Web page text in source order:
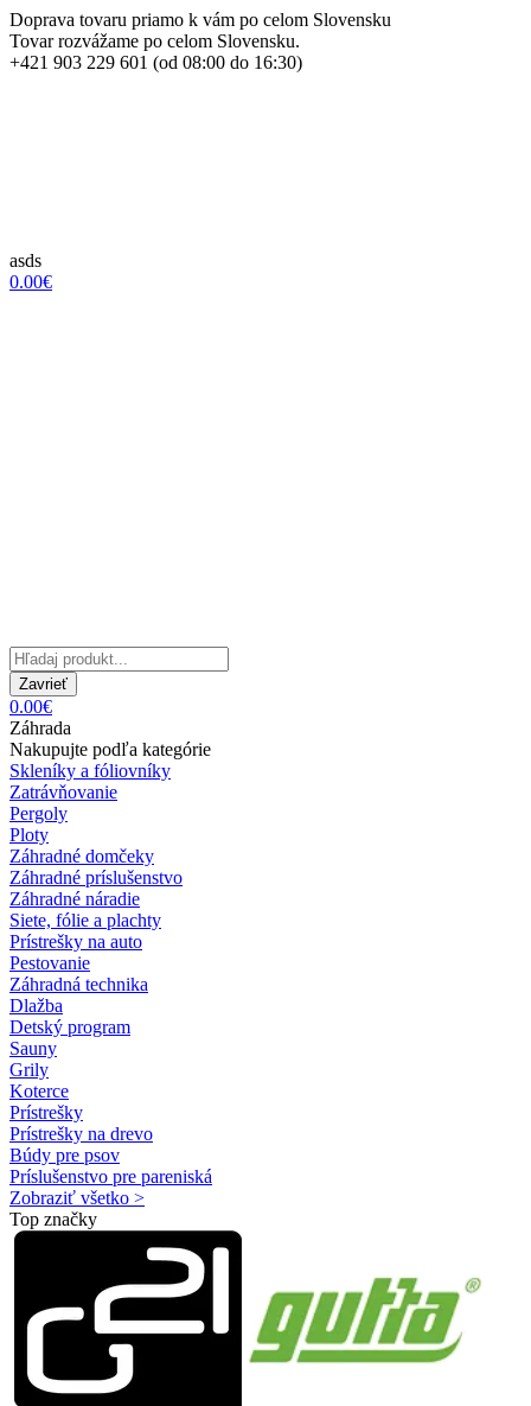
Doprava tovaru priamo k vám po celom Slovensku
Tovar rozvážame po celom Slovensku.
+421 903 229 601 (od 08:00 do 16:30)
asds
0.00€
Zavrieť
0.00€
Záhrada
Nakupujte podľa kategórie
Skleníky a fóliovníky
Zatrávňovanie
Pergoly
Ploty
Záhradné domčeky
Záhradné príslušenstvo
Záhradné náradie
Siete, fólie a plachty
Prístrešky na auto
Pestovanie
Záhradná technika
Dlažba
Detský program
Sauny
Grily
Koterce
Prístrešky
Prístrešky na drevo
Búdy pre psov
Príslušenstvo pre pareniská
Zobraziť všetko >
Top značky